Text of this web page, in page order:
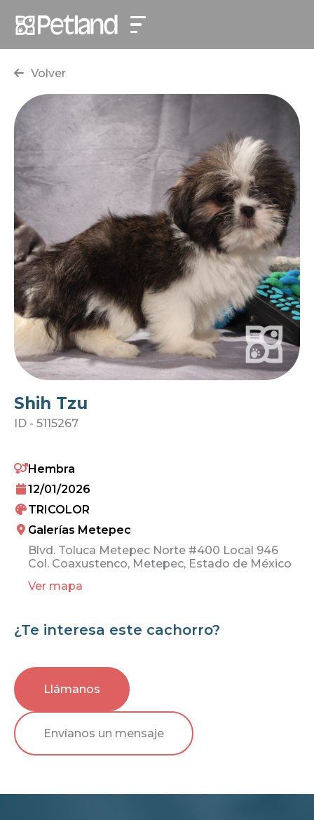
Volver
Shih Tzu
ID - 5115267
Hembra
12/01/2026
TRICOLOR
Galerías Metepec
Blvd. Toluca Metepec Norte #400 Local 946
Col. Coaxustenco, Metepec, Estado de México
Ver mapa
¿Te interesa este cachorro?
Llámanos
Envíanos un mensaje